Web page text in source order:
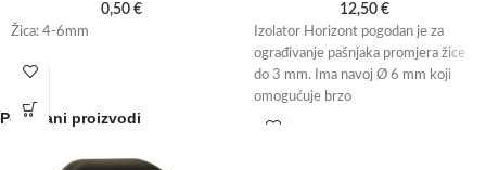
0,50 €
Žica: 4-6mm
12,50 €
Izolator Horizont pogodan je za
ograđivanje pašnjaka promjera žice
do 3 mm. Ima navoj Ø 6 mm koji
omogućuje brzo
Povezani proizvodi